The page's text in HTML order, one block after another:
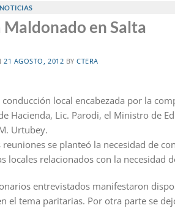
NOTICIAS
Maldonado en Salta
21 AGOSTO, 2012 BYCTERA
conducción local encabezada por la
Hacienda, Lic. Parodi, el Ministro de
Urtubey.
reuniones se planteó la necesidad de
locales relacionados con la necesidad
entrevistados manifestaron
el tema paritarias. Por otra parte se